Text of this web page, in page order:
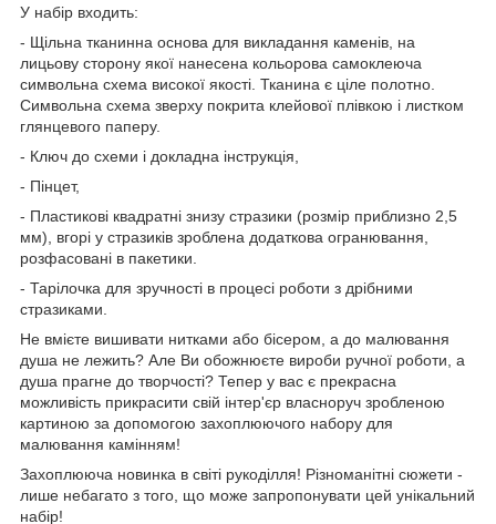
У набір входить:
- Щільна тканинна основа для викладання каменів, на
лицьову сторону якої нанесена кольорова самоклеюча
символьна схема високої якості. Тканина є ціле полотно.
Символьна схема зверху покрита клейової плівкою і листком
глянцевого паперу.
- Ключ до схеми і докладна інструкція,
- Пінцет,
- Пластикові квадратні знизу стразики (розмір приблизно 2,5
мм), вгорі у стразиків зроблена додаткова огранювання,
розфасовані в пакетики.
- Тарілочка для зручності в процесі роботи з дрібними
стразиками.
Не вмієте вишивати нитками або бісером, а до малювання
душа не лежить? Але Ви обожнюєте вироби ручної роботи, а
душа прагне до творчості? Тепер у вас є прекрасна
можливість прикрасити свій інтер'єр власноруч зробленою
картиною за допомогою захоплюючого набору для
малювання камінням!
Захоплююча новинка в світі рукоділля! Різноманітні сюжети -
лише небагато з того, що може запропонувати цей унікальний
набір!